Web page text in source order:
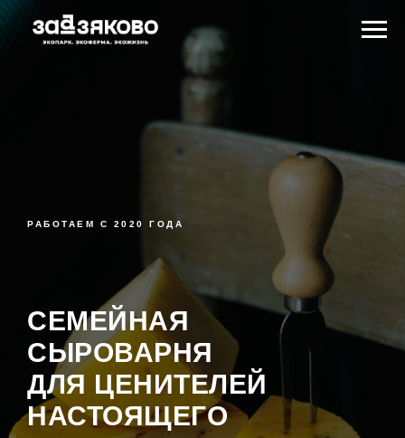
РАБОТАЕМ С 2020 ГОДА
СЕМЕЙНАЯ
СЫРОВАРНЯ
ДЛЯ ЦЕНИТЕЛЕЙ
НАСТОЯЩЕГО